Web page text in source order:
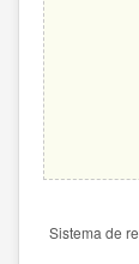
Sistema de